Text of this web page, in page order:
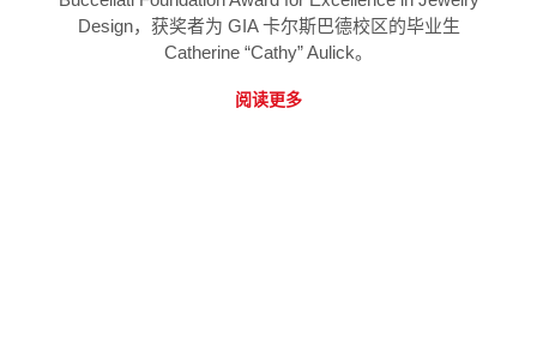
Design，获奖者为 GIA 卡尔斯巴德校区的毕业生
Catherine “Cathy” Aulick。
阅读更多